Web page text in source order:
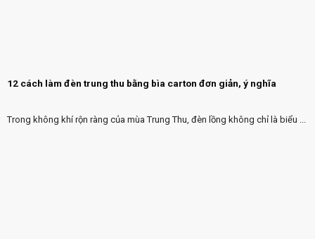
12 cách làm đèn trung thu bằng bìa carton đơn giản, ý nghĩa
Trong không khí rộn ràng của mùa Trung Thu, đèn lồng không chỉ là biểu ...